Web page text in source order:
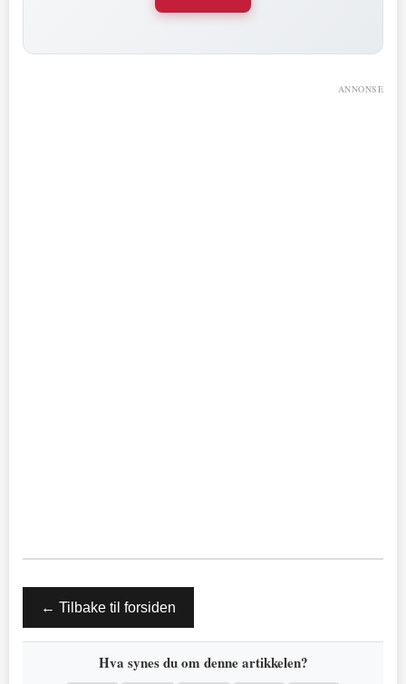
ANNONSE
← Tilbake til forsiden
Hva synes du om denne artikkelen?